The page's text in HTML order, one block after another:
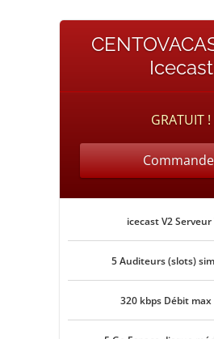
Icecast
GRATUIT !
icecast V2 Serveur
5 Auditeurs (slots)
320 kbps Débit